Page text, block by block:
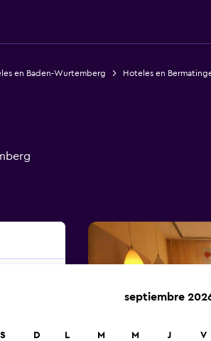
en Baden-Wurtemberg Hoteles en
S D
septiembre
L M M J V